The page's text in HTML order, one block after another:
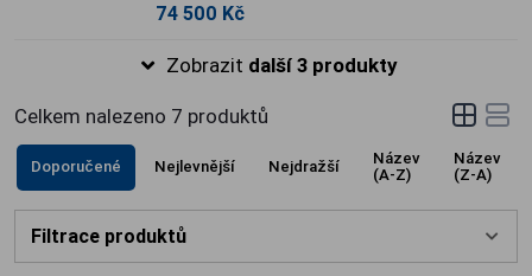
M1 Garand z období druhé světové války v
Patton označil za „největší bojový
masivní konstrukcí a ikonickým nabíjením na
8ranný rámeček. Neodmyslitelný a vysoce
ceněný základ pro každého sběratele
74 500 Kč
Zobrazit další 3 produkty
Celkem nalezeno 7 produktů
Doporučené Nejlevnější Nejdražší
Název
(A-Z)
Název
(Z-A)
Filtrace produktů